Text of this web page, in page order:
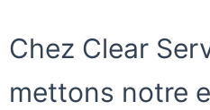
Chez Clear
mettons notre